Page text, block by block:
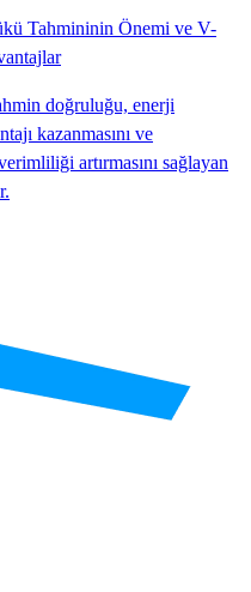
Tahmininin Önemi ve V-
doğruluğu, enerji
kazanmasını ve
artırmasını sağlayan